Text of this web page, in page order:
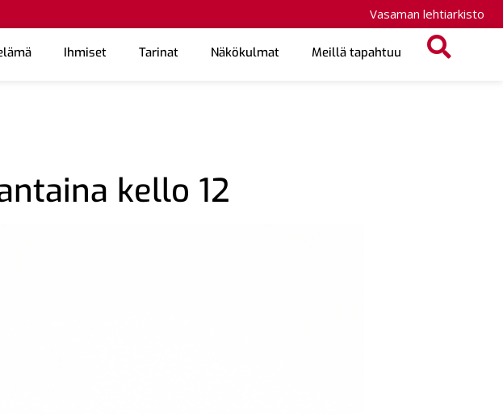
Vasaman lehtiarkisto
Ihmiset Tarinat Näkökulmat Meillä tapahtuu
kello 12